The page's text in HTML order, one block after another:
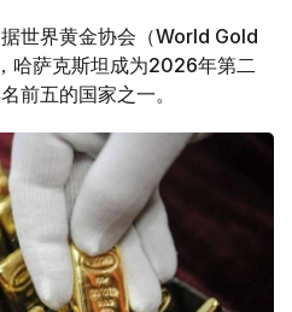
据世界黄金协会（World Gold
哈萨克斯坦成为2026年第二
前五的国家之一。